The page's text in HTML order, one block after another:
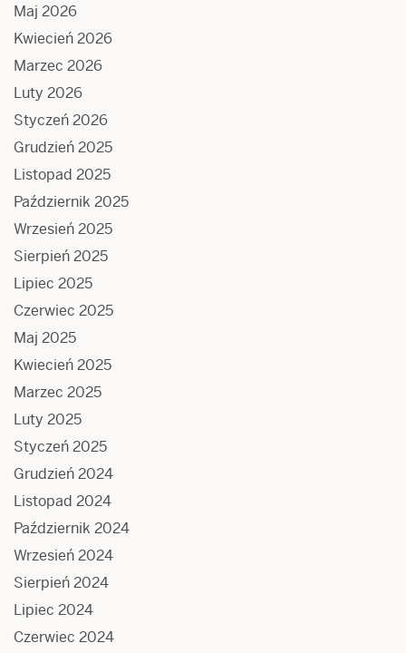
Maj 2026
Kwiecień 2026
Marzec 2026
Luty 2026
Styczeń 2026
Grudzień 2025
Listopad 2025
Październik 2025
Wrzesień 2025
Sierpień 2025
Lipiec 2025
Czerwiec 2025
Maj 2025
Kwiecień 2025
Marzec 2025
Luty 2025
Styczeń 2025
Grudzień 2024
Listopad 2024
Październik 2024
Wrzesień 2024
Sierpień 2024
Lipiec 2024
Czerwiec 2024